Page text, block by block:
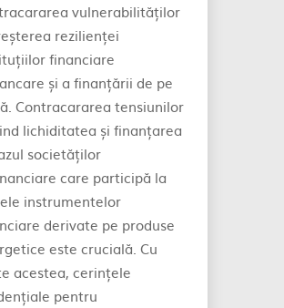
vulnerabilităților
rezilienței
financiare
și a finanțării de pe
Contracararea tensiunilor
lichiditatea și finanțarea
societăților
care participă la
instrumentelor
derivate pe produse
este crucială. Cu
acestea, cerințele
pentru